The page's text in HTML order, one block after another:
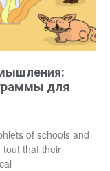
для
of schools and
tout that their